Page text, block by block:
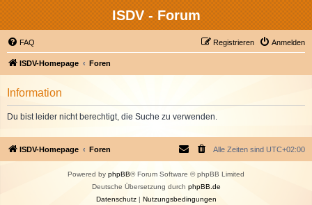
ISDV - Forum
FAQ Anmelden
Registrieren
ISDV-Homepage Foren
Information
Du bist leider nicht berechtigt, die Suche zu verwenden.
ISDV-Homepage Foren Alle Zeiten sind UTC+02:00
Powered by phpBB® Forum Software © phpBB Limited
Deutsche Übersetzung durch phpBB.de
Datenschutz| Nutzungsbedingungen